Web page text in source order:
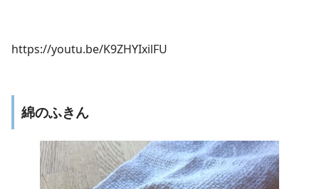
https://youtu.be/K9ZHYIxilFU
綿のふきん